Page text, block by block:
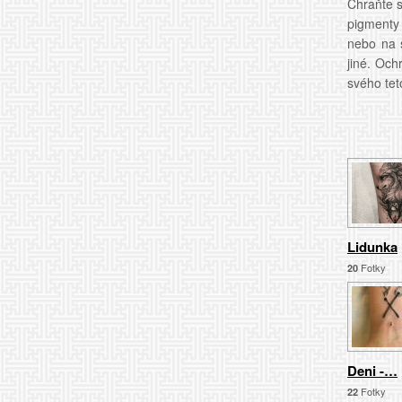
Chraňte
nebo na
jiné.
svého
Lidunka
20 Fotky
Deni -…
22 Fotky